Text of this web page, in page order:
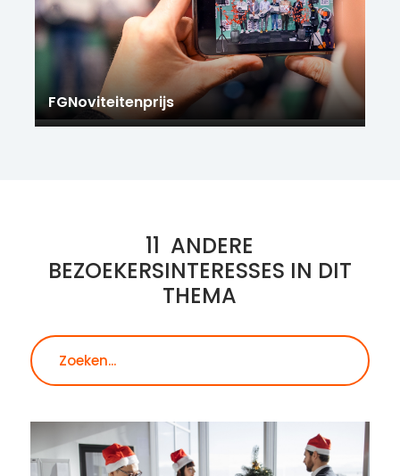
FGNoviteitenprijs
11 ANDERE
BEZOEKERSINTERESSES IN DIT
THEMA